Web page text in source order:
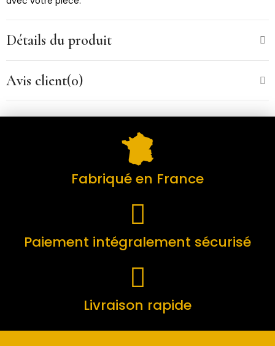
Détails du produit
Avis client(0)
Fabriqué en France
Paiement intégralement sécurisé
Livraison rapide